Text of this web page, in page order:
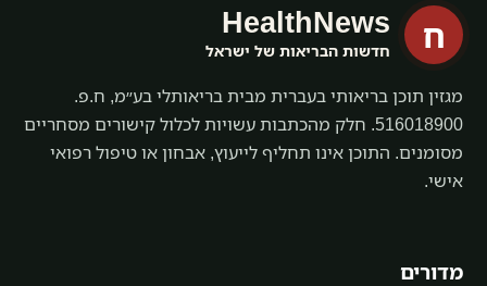
ח HealthNews
חדשות הבריאות של ישראל
מגזין תוכן בריאותי בעברית מבית בריאותלי בע״מ, ח.פ.
516018900. חלק מהכתבות עשויות לכלול קישורים מסחריים
מסומנים. התוכן אינו תחליף לייעוץ, אבחון או טיפול רפואי
אישי.
מדורים